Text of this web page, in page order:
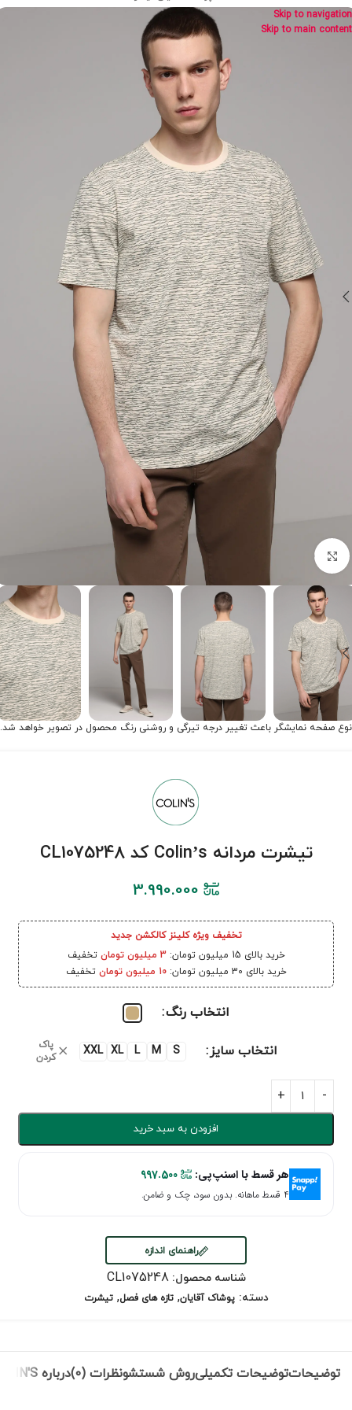
Skip to navigation
Skip to main content
برای بزرگنمایی کلیک کنید
نوع صفحه نمایشگر باعث تغییر درجه تیرگی و روشنی رنگ محصول در تصویر خواهد شد.
تیشرت مردانه Colin’s کد CL1075248
3.990.000
تخفیف ویژه کلینز کالکشن جدید
خرید بالای 15 میلیون تومان:
3 میلیون تومان
تخفیف
خرید بالای 30 میلیون تومان:
10 میلیون تومان تخفیف
انتخاب رنگ
انتخاب سایز S
M
L
XL
XXL
پاک
کردن
افزودن به سبد خرید
هر قسط با اسنپ‌پی: 997.500
۴ قسط ماهانه. بدون سود، چک و ضامن.
راهنمای اندازه
شناسه محصول:CL1075248
دسته: پوشاک آقایان, تازه های فصل, تیشرت
توضیحاتتوضیحات تکمیلیروش شستشونظرات (0) درباره COLIN'S